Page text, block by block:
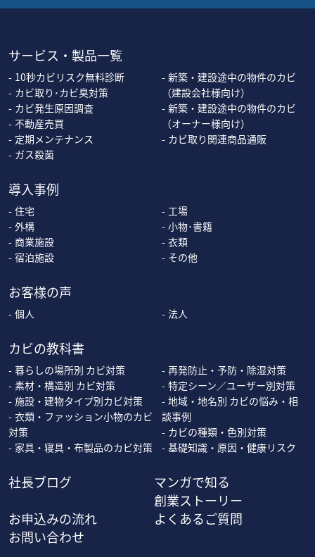
サービス・製品一覧
10秒カビリスク無料診断
カビ取り･カビ臭対策
カビ発生原因調査
不動産売買
定期メンテナンス
ガス殺菌
新築・建設途中の物件のカビ
（建設会社様向け）
新築・建設途中の物件のカビ
（オーナー様向け）
カビ取り関連商品通販
お客様の声
個人 法人
導入事例
住宅
外構
商業施設
宿泊施設
工場
小物･書籍
衣類
その他
カビの教科書
暮らしの場所別 カビ対策
素材・構造別 カビ対策
施設・建物タイプ別カビ対策
衣類・ファッション小物のカビ
対策
家具・寝具・布製品のカビ対策
再発防止・予防・除湿対策
特定シーン／ユーザー別対策
地域・地名別 カビの悩み・相
談事例
カビの種類・色別対策
基礎知識・原因・健康リスク
社長ブログ
マンガで知る
創業ストーリー
お申込みの流れ
よくあるご質問
お問い合わせ